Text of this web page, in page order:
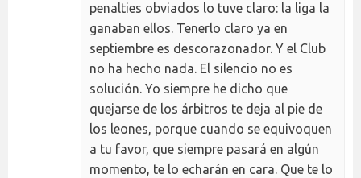
penalties obviados lo tuve claro: la liga la
ganaban ellos. Tenerlo claro ya en
septiembre es descorazonador. Y el Club
no ha hecho nada. El silencio no es
solución. Yo siempre he dicho que
quejarse de los árbitros te deja al pie de
los leones, porque cuando se equivoquen
a tu favor, que siempre pasará en algún
momento, te lo echarán en cara. Que te lo